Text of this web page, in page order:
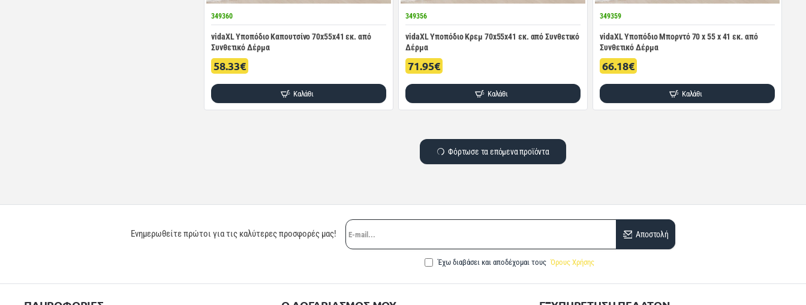
349360
vidaXL Υποπόδιο Καπουτσίνο 70x55x41 εκ. από
Συνθετικό Δέρμα
58.33€
Καλάθι
349356
vidaXL Υποπόδιο Κρεμ 70x55x41 εκ. από Συνθετικό
Δέρμα
71.95€
Καλάθι
349359
vidaXL Υποπόδιο Μπορντό 70 x 55 x 41 εκ. από
Συνθετικό Δέρμα
66.18€
Καλάθι
Φόρτωσε τα επόμενα προϊόντα
Ενημερωθείτε πρώτοι για τις καλύτερες προσφορές μας!
E-
mail...
Αποστολή
Έχω διαβάσει και αποδέχομαι τους Όρους Χρήσης